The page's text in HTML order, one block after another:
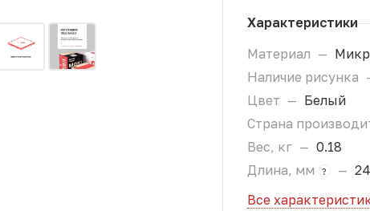
Характеристики
Материал —
Наличие рисунка
Цвет — Белый
Страна
Вес, кг — 0.18
Длина, мм
? —
Все